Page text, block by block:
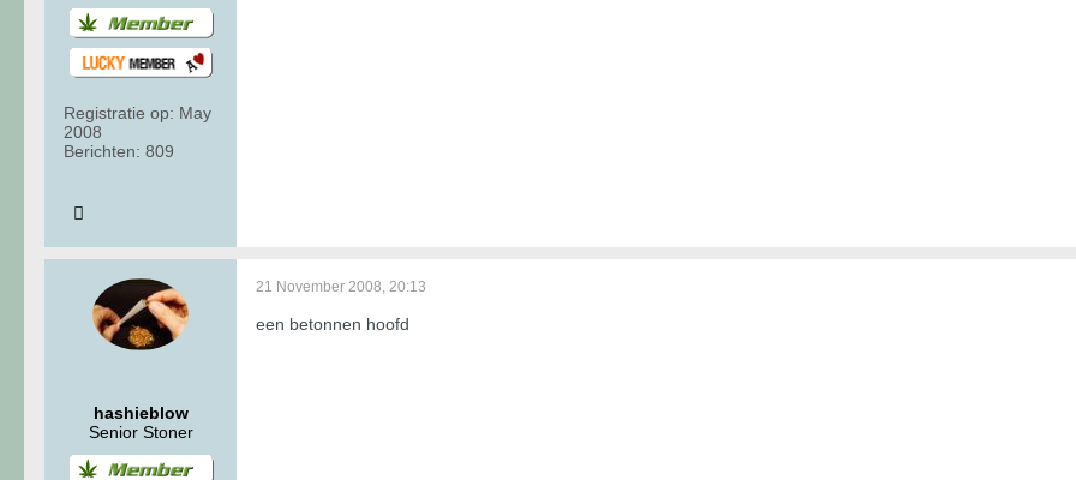
Registratie op: May
2008
Berichten: 809
hashieblow
Senior Stoner
21 November 2008, 20:13
een betonnen hoofd